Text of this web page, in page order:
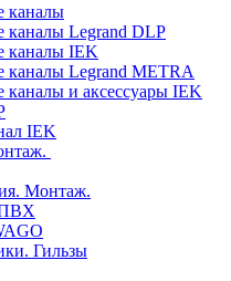
каналы
каналы Legrand DLP
каналы IEK
каналы Legrand METRA
каналы и аксессуары IEK
IEK
Монтаж.
ПВХ
Гильзы